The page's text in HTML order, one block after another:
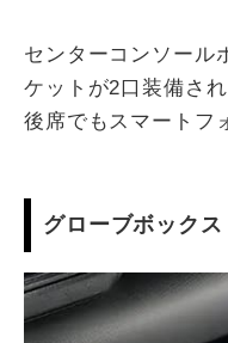
センターコンソール
ケットが2口装備さ
後席でもスマートフ
グローブボックス